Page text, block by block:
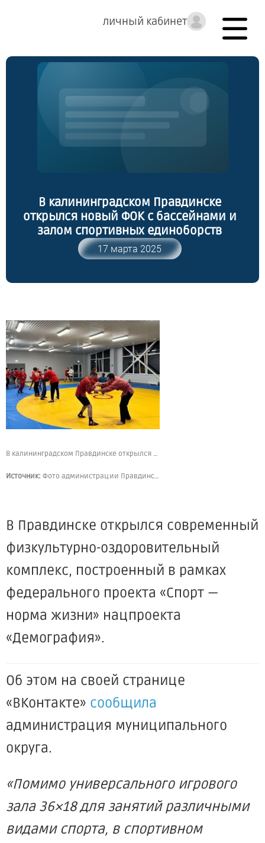
личный кабинет
В калининградском Правдинске
открылся новый ФОК с бассейнами и
залом спортивных единоборств
17 марта 2025
В калининградском Правдинске открылся новый ФОК с бассейнами и залом спортивных единоборств
Источник: Фото администрации Правдинского муниципального округа
В Правдинске открылся современный
физкультурно-оздоровительный
комплекс, построенный в рамках
федерального проекта «Спорт —
норма жизни» нацпроекта
«Демография».
Об этом на своей странице
«ВКонтакте» сообщила
администрация муниципального
округа.
«Помимо универсального игрового
зала 36×18 для занятий различными
видами спорта, в спортивном